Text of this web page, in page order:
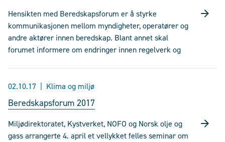
Hensikten med Beredskapsforum er å styrke
kommunikasjonen mellom myndigheter, operatører og
andre aktører innen beredskap. Blant annet skal
forumet informere om endringer innen regelverk og
02.10.17 Klima og miljø
Beredskapsforum 2017
Miljødirektoratet, Kystverket, NOFO og Norsk olje og
gass arrangerte 4. april et vellykket felles seminar om